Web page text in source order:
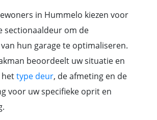
in Hummelo kiezen voor
sectionaaldeur om de
hun garage te optimaliseren.
beoordeelt uw situatie en
hettype deur, de afmeting en de
voor uw specifieke oprit en